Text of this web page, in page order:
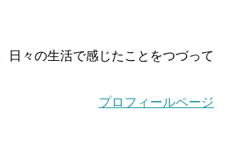
日々の生活で感じたことをつづって
プロフィールページ